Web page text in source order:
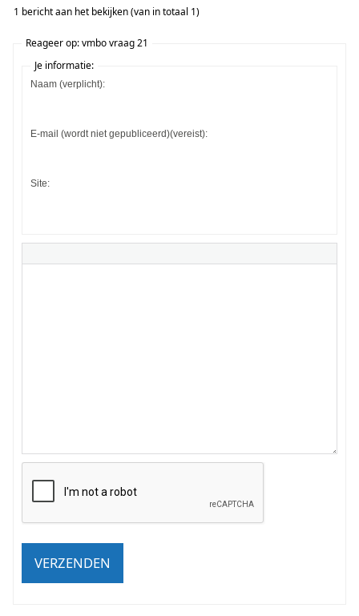
1 bericht aan het bekijken (van in totaal 1)
Reageer op: vmbo vraag 21
Je informatie:
Naam (verplicht):
E-mail (wordt niet gepubliceerd)(vereist):
Site:
VERZENDEN